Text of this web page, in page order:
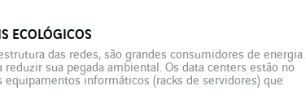
ECOLÓGICOS
das redes, são grandes consumidores de energia.
reduzir sua pegada ambiental. Os data centers estão no
informáticos (racks de servidores) que